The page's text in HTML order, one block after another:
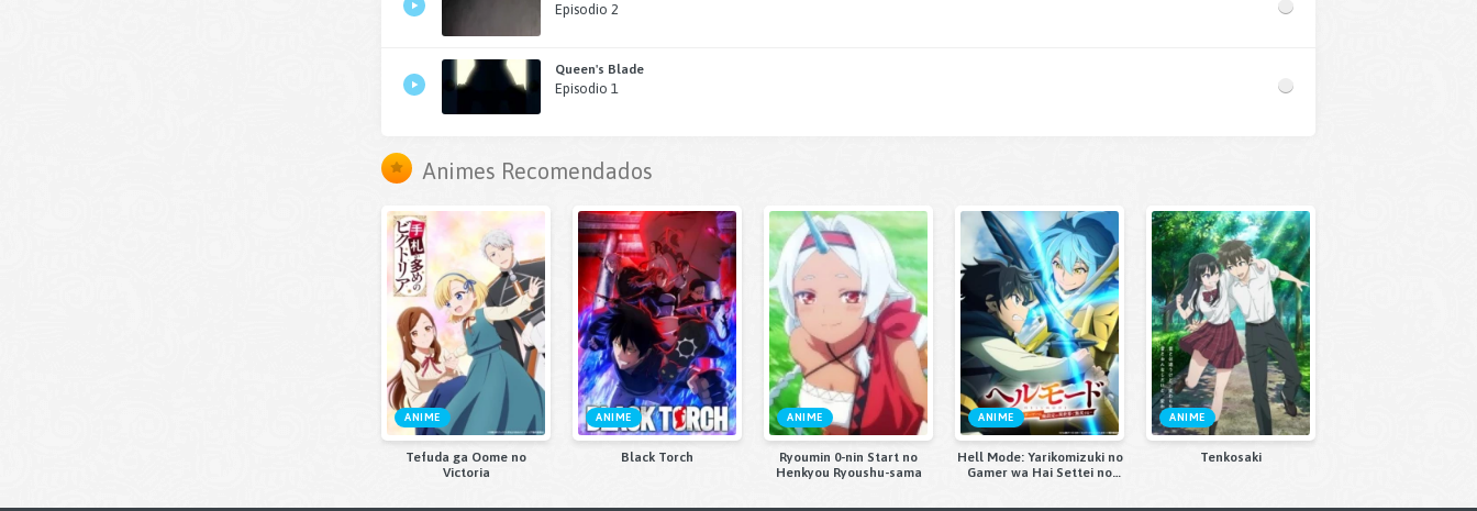
Episodio 2
Queen's Blade
Episodio 1
Animes Recomendados
ANIME
Tefuda ga Oome no
Victoria
ANIME
Black Torch
ANIME
Ryoumin 0-nin Start no
Henkyou Ryoushu-sama
ANIME
Hell Mode: Yarikomizuki no
Gamer wa Hai Settei no
ANIME
Tenkosaki